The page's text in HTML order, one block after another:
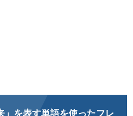
」を表す単語を使ったフレ